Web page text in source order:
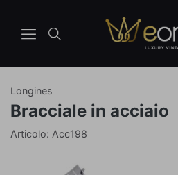
Longines
Bracciale in acciaio
Articolo: Acc198